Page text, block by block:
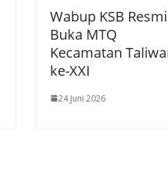
Wabup KSB Resmi
Buka MTQ
Kecamatan
ke-XXI
24 Juni 2026